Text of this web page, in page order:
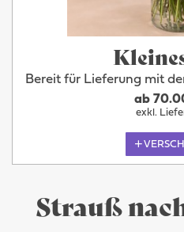
Bereit für Lieferung mit
ab
exkl.
Strauß